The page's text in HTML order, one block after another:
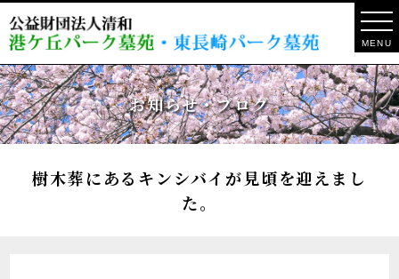
MENU
お知らせ・ブログ
樹木葬にあるキンシバイが見頃を迎えまし
た。